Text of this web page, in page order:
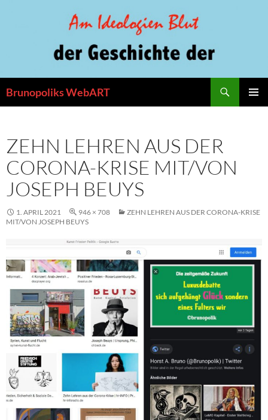
Brunopoliks WebART
ZEHN LEHREN AUS DER
CORONA-KRISE MIT/VON
JOSEPH BEUYS
1. APRIL 2021 946 × 708
ZEHN LEHREN AUS DER CORONA-KRISE
MIT/VON JOSEPH BEUYS